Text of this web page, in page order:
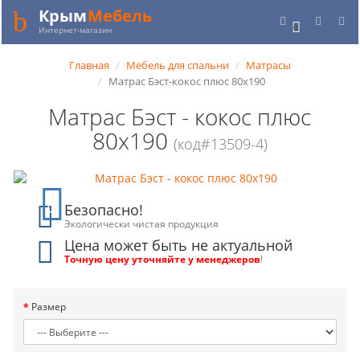
0
КрымМебель
Интернет-магазин
Главная Мебель для спальни
Матрасы
Матрас Бэст-кокос плюс 80x190
Матрас Бэст - кокос плюс
80x190 (код#13509-4)
Безопасно!
Экологически чистая продукция
Цена может быть не актуальной
Точную цену уточняйте у менеджеров!
Размер